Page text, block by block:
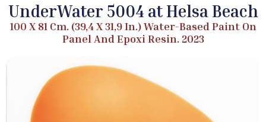
UnderWater 5004 at Helsa Beach
100 X 81 Cm. (39,4 X 31,9 In.) Water-Based Paint On
Panel And Epoxi Resin. 2023